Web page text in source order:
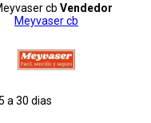
Vendedor
Meyvaser cb
a 30 dias